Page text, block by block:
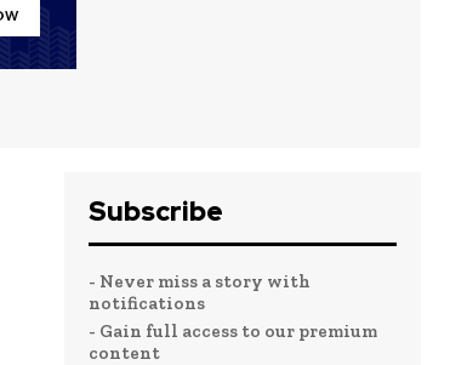
Subscribe
- Never miss a story with
notifications
- Gain full access to our premium
content